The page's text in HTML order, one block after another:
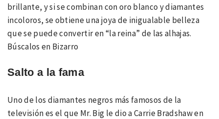
brillante, y si se combinan con oro blanco y diamantes
incoloros, se obtiene una joya de inigualable belleza
que se puede convertir en “la reina” de las alhajas.
Búscalos en Bizarro
Salto a la fama
Uno de los diamantes negros más famosos de la
televisión es el que Mr. Big le dio a Carrie Bradshaw en